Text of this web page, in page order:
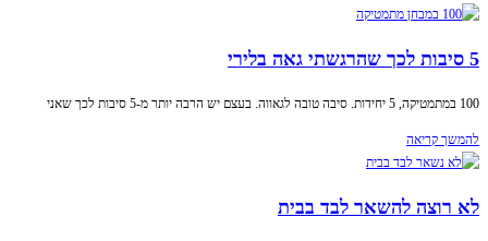
5 סיבות לכך שהרגשתי גאה בלירי
100 במתמטיקה, 5 יחידות. סיבה טובה לגאווה. בעצם יש הרבה יותר מ-5 סיבות לכך שאני
להמשך קריאה
לא רוצה להשאר לבד בבית